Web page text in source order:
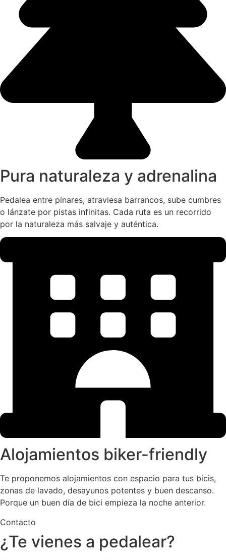
Pura naturaleza y adrenalina
Pedalea entre pinares, atraviesa barrancos, sube cumbres
o lánzate por pistas infinitas. Cada ruta es un recorrido
por la naturaleza más salvaje y auténtica.
Alojamientos biker-friendly
Te proponemos alojamientos con espacio para tus bicis,
zonas de lavado, desayunos potentes y buen descanso.
Porque un buen día de bici empieza la noche anterior.
Contacto
¿Te vienes a pedalear?